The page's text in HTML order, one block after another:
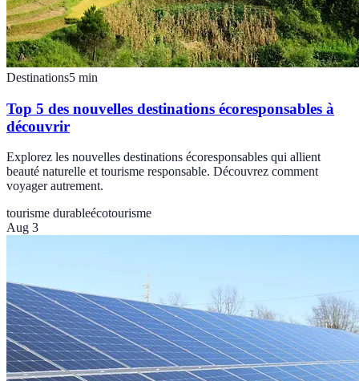
Destinations5 min
Top 5 des nouvelles destinations écoresponsables à
découvrir
Explorez les nouvelles destinations écoresponsables qui allient
beauté naturelle et tourisme responsable. Découvrez comment
voyager autrement.
tourisme durableécotourisme
Aug 3